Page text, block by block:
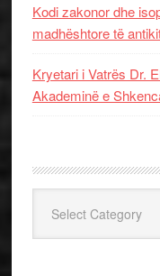
Kodi zakonor dhe
madhështore të
Kryetari i Vatrës Dr.
Akademinë e